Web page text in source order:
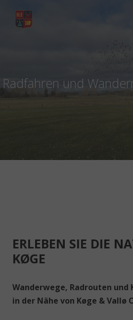
Radfahren und
ERLEBEN SIE DIE
KØGE
Wanderwege, Radrouten und
in der Nähe von Køge & Vallø